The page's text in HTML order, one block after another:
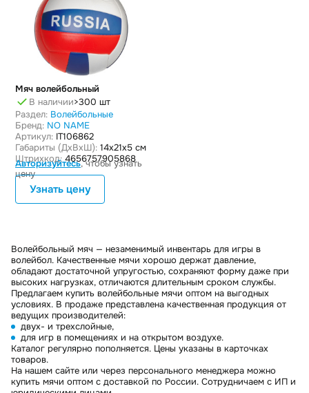
Мяч волейбольный
В наличии>300 шт
Раздел: Волейбольные
Бренд: NO NAME
Артикул: IT106862
Габариты (ДxВxШ): 14x21x5 см
Штрихкод: 4656757905868
Авторизуйтесь, чтобы узнать
цену
Узнать цену
Волейбольный мяч — незаменимый инвентарь для игры в
волейбол. Качественные мячи хорошо держат давление,
обладают достаточной упругостью, сохраняют форму даже при
высоких нагрузках, отличаются длительным сроком службы.
Предлагаем купить волейбольные мячи оптом на выгодных
условиях. В продаже представлена качественная продукция от
ведущих производителей:
двух- и трехслойные,
для игр в помещениях и на открытом воздухе.
Каталог регулярно пополняется. Цены указаны в карточках
товаров.
На нашем сайте или через персонального менеджера можно
купить мячи оптом с доставкой по России. Сотрудничаем с ИП и